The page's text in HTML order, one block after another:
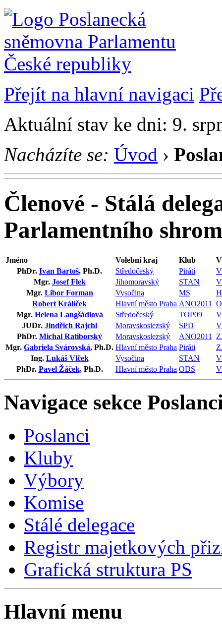
Přejít na hlavní navigaci
Aktuální stav ke dni: 9.
Nacházíte se: Úvod ›
Členové - Stálá
Parlamentního
Jméno Volební kraj Klub
PhDr. Ivan Bartoš, Ph.D. Středočeský Piráti
Mgr. Josef Flek Jihomoravský STAN
Mgr. Libor Forman Vysočina MS
Robert Králíček
Hlavní město Praha ANO2011
Mgr. Helena Langšádlová Středočeský TOP09
JUDr. Jindřich Rajchl Moravskoslezský SPD
PhDr. Michal Ratiborský Moravskoslezský ANO2011
Mgr. Gabriela Svárovská, Ph.D. Hlavní město Praha Piráti
Ing. Lukáš Vlček Vysočina STAN
PhDr. Pavel Žáček, Ph.D. Hlavní město Praha ODS
Navigace sekce
Poslanci
Kluby
Výbory
Komise
Stálé delegace
Registr majetkových
Grafická struktura PS
Hlavní menu